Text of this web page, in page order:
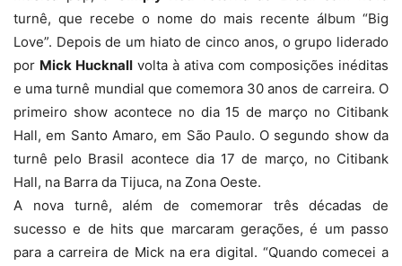
turnê, que recebe o nome do mais recente álbum “Big
Love”. Depois de um hiato de cinco anos, o grupo liderado
por Mick Hucknall volta à ativa com composições inéditas
e uma turnê mundial que comemora 30 anos de carreira. O
primeiro show acontece no dia 15 de março no Citibank
Hall, em Santo Amaro, em São Paulo. O segundo show da
turnê pelo Brasil acontece dia 17 de março, no Citibank
Hall, na Barra da Tijuca, na Zona Oeste.
A nova turnê, além de comemorar três décadas de
sucesso e de hits que marcaram gerações, é um passo
para a carreira de Mick na era digital. “Quando comecei a